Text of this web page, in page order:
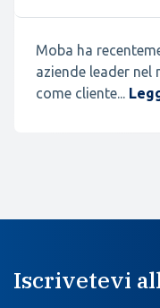
Moba ha
aziende leader nel
come cliente...
Iscrivetevi